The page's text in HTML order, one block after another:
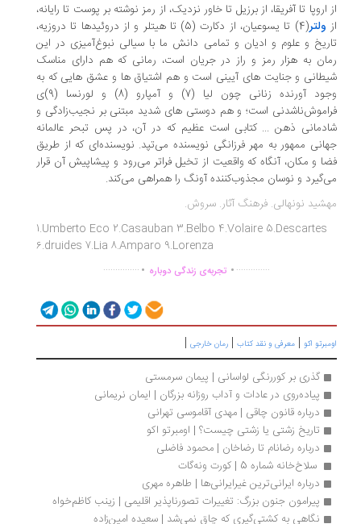
اروپا تا آفریقا، از برزیل تا خاور نزدیک، از رمز نوشته بر پوست تا رایانه،
(4) تا یسوعیان، از دکارت (5) تا هیتلر و از دروئیدها تا دروزیه،
و علوم و ادیان و تمامی دانش ما با سیالی نبوغ‌آمیزی در این
به هزار رمز و راز در جریان است، رمانی که هم دارای مناسک
و جنایت های آیینی است و هم اشتیاق ها و عشق هایی که به
وجود آورنده زنانی چون لیا (7) و آمپارو (8) و لورنسا (9)ی
است؛ و هم دوستی های شدید مبتنی بر نجیب‌زادگی و
ذهن ... کتابی است عظیم که در آن، در پس تبحر عالمانه
ممهور به مهر فرزانگی نویسنده می‌تپد. نویسنده‌ای که از طریق
و مکان، آنگاه که واقعیت از تخیل فراتر می‌رود و پیشاپیش آن قرار
و نوسان مجذوب‌کننده آونگ را همراهی می‌کند.
نونهالی. فرهنگ آثار. سروش.
1.Umberto Eco 2.Casauban 3.Belbo 4.Volaire 5.Descartes
6.druides 7.Lia 8.Amparo 9.Lorenza
................تجربه‌ی زندگی دوباره ...............
اکو|معرفی و نقد کتاب|رمان خارجی|
گذری بر کوررنگی لواسانی | پیمان سرمستی
پیاده‌روی در عادات و آداب روزانه بزرگان | ایمان نریمانی
درباره قانون چاقی | مهدی آقاموسی تهرانی
تاریخ زشتی یا زشتی چیست؟ | اومبرتو اکو
درباره رضانام تا رضاخان | محمود فاضلی
سلاخ‌­خانه شماره 5 | کورت ونه‌گات
درباره ایرانی‌ترین غیرایرانی‌ها | طاهره مهری
پیرامون جنون بزرگ: تغییرات تصورناپذیر اقلیمی | زینب کاظم‌خواه
نگاهی به کشتی‌گیری که چاق نمی‌شد | سعیده امین‌زاده